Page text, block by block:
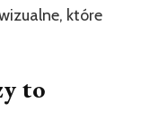
które
to